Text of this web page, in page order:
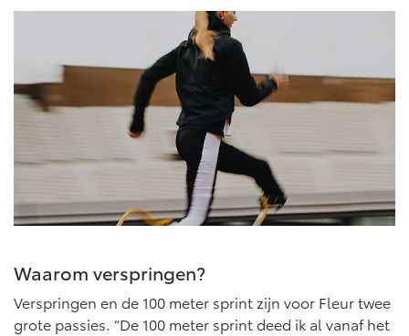
Waarom verspringen?
Verspringen en de 100 meter sprint zijn voor Fleur twee
grote passies. “De 100 meter sprint deed ik al vanaf het